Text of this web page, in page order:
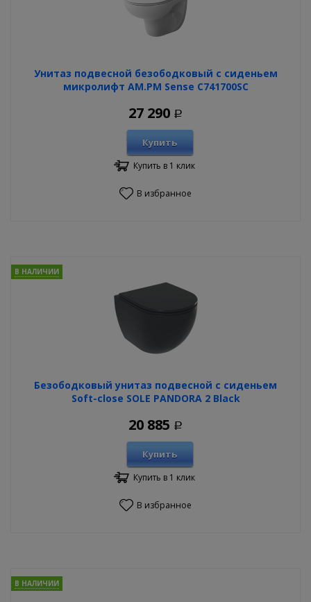
Унитаз подвесной безободковый с сиденьем
микролифт AM.PM Sense C741700SC
27 290 Р
Купить
Купить в 1 клик
В избранное
Безободковый унитаз подвесной с сиденьем
Soft-close SOLE PANDORA 2 Black
В НАЛИЧИИ
20 885 Р
Купить
Купить в 1 клик
В избранное
В НАЛИЧИИ